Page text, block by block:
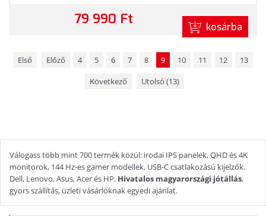
79 990 Ft kosárba
Első Előző 4 5 6 7 8 9 10 11 12
13
Következő
Utolsó (13)
Válogass több mint 700 termék közül: irodai IPS panelek, QHD és 4K
monitorok, 144 Hz-es gamer modellek, USB-C csatlakozású kijelzők.
Dell, Lenovo, Asus, Acer és HP. Hivatalos magyarországi jótállás,
gyors szállítás, üzleti vásárlóknak egyedi ajánlat.